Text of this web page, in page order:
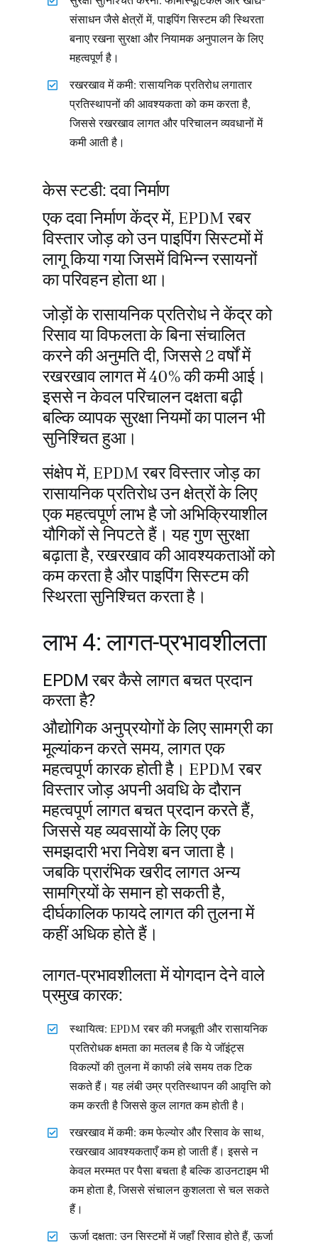
संसाधन जैसे क्षेत्रों में, पाइपिंग सिस्टम की स्थिरता
बनाए रखना सुरक्षा और नियामक अनुपालन के लिए
महत्वपूर्ण है।
रखरखाव में कमी: रासायनिक प्रतिरोध लगातार
प्रतिस्थापनों की आवश्यकता को कम करता है,
जिससे रखरखाव लागत और परिचालन व्यवधानों में
कमी आती है।
केस स्टडी: दवा निर्माण
एक दवा निर्माण केंद्र में, EPDM रबर
विस्तार जोड़ को उन पाइपिंग सिस्टमों में
लागू किया गया जिसमें विभिन्न रसायनों
का परिवहन होता था।
जोड़ों के रासायनिक प्रतिरोध ने केंद्र को
रिसाव या विफलता के बिना संचालित
करने की अनुमति दी, जिससे 2 वर्षों में
रखरखाव लागत में 40% की कमी आई।
इससे न केवल परिचालन दक्षता बढ़ी
बल्कि व्यापक सुरक्षा नियमों का पालन भी
सुनिश्चित हुआ।
संक्षेप में, EPDM रबर विस्तार जोड़ का
रासायनिक प्रतिरोध उन क्षेत्रों के लिए
एक महत्वपूर्ण लाभ है जो अभिक्रियाशील
यौगिकों से निपटते हैं। यह गुण सुरक्षा
बढ़ाता है, रखरखाव की आवश्यकताओं को
कम करता है और पाइपिंग सिस्टम की
स्थिरता सुनिश्चित करता है।
लाभ 4: लागत-प्रभावशीलता
EPDM रबर कैसे लागत बचत प्रदान
करता है?
औद्योगिक अनुप्रयोगों के लिए सामग्री का
मूल्यांकन करते समय, लागत एक
महत्वपूर्ण कारक होती है। EPDM रबर
विस्तार जोड़ अपनी अवधि के दौरान
महत्वपूर्ण लागत बचत प्रदान करते हैं,
जिससे यह व्यवसायों के लिए एक
समझदारी भरा निवेश बन जाता है।
जबकि प्रारंभिक खरीद लागत अन्य
सामग्रियों के समान हो सकती है,
दीर्घकालिक फायदे लागत की तुलना में
कहीं अधिक होते हैं।
लागत-प्रभावशीलता में योगदान देने वाले
प्रमुख कारक:
स्थायित्व: EPDM रबर की मजबूती और रासायनिक
प्रतिरोधक क्षमता का मतलब है कि ये जॉइंट्स
विकल्पों की तुलना में काफी लंबे समय तक टिक
सकते हैं। यह लंबी उम्र प्रतिस्थापन की आवृत्ति को
कम करती है जिससे कुल लागत कम होती है।
रखरखाव में कमी: कम फेल्योर और रिसाव के साथ,
रखरखाव आवश्यकताएँ कम हो जाती हैं। इससे न
केवल मरम्मत पर पैसा बचता है बल्कि डाउनटाइम भी
कम होता है, जिससे संचालन कुशलता से चल सकते
हैं।
ऊर्जा दक्षता: उन सिस्टमों में जहाँ रिसाव होते हैं, ऊर्जा